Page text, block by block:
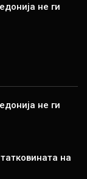
не ги
не ги
на